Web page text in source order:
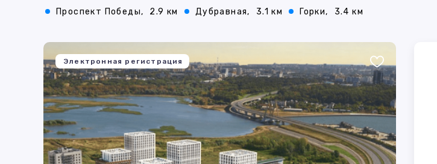
Проспект Победы, 2.9 км Дубравная, 3.1 км Горки, 3.4 км
Электронная регистрация